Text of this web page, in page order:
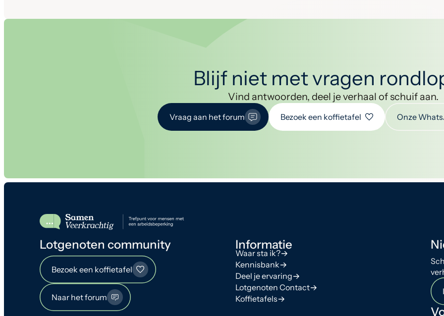
Blijf niet met vragen
Vind antwoorden, deel je verhaal of schuif aan.
Vraag aan het forum Bezoek een koffietafel Onze
Lotgenoten community
Bezoek een koffietafel
Naar het forum
Informatie
Waar sta ik?
Kennisbank
Deel je ervaring
Lotgenoten Contact
Koffietafels